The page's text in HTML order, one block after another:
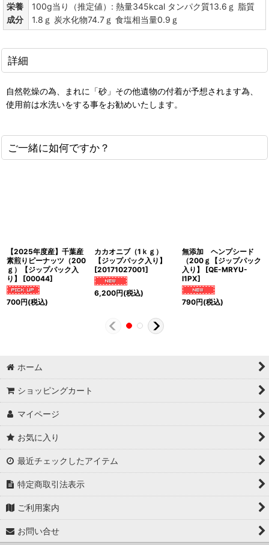
栄養
成分
100g当り（推定値）: 熱量345kcal タンパク質13.6ｇ 脂質
1.8ｇ 炭水化物74.7ｇ 食塩相当量0.9ｇ
詳細
自然乾燥の為、まれに「砂」その他遺物の付着が予想されます為、
使用前は水洗いをする事をお勧めいたします。
ご一緒に如何ですか？
【2025年度産】千葉産
素煎りピーナッツ（200
ｇ）【ジップパック入
り】
[00044]
700円(税込)
カカオニブ（1ｋｇ）
【ジップパック入り】
[20171027001]
6,200円(税込)
無添加 ヘンプシード
（200ｇ【ジップパック
入り】
[QE-MRYU-
I1PX]
790円(税込)
ホーム
ショッピングカート
マイページ
お気に入り
最近チェックしたアイテム
特定商取引法表示
ご利用案内
お問い合せ